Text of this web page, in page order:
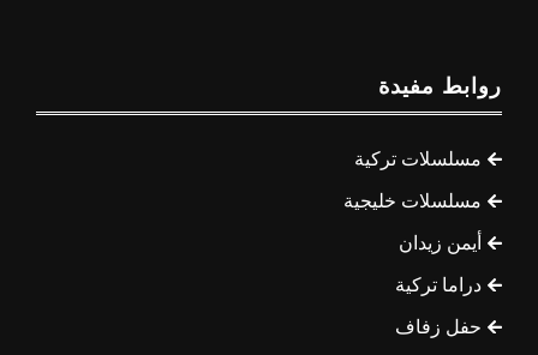
روابط مفيدة
مسلسلات تركية
مسلسلات خليجية
أيمن زيدان
دراما تركية
حفل زفاف